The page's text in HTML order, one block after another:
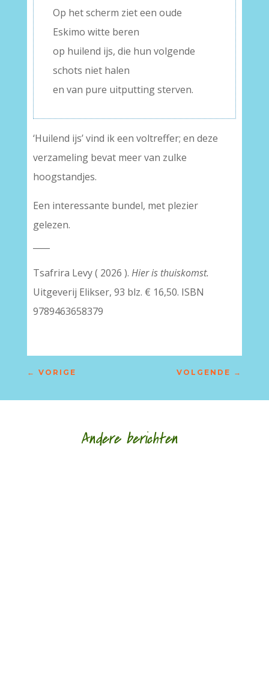
Op het scherm ziet een oude
Eskimo witte beren
op huilend ijs, die hun volgende
schots niet halen
en van pure uitputting sterven.
‘Huilend ijs’ vind ik een voltreffer; en deze
verzameling bevat meer van zulke
hoogstandjes.
Een interessante bundel, met plezier
gelezen.
Tsafrira Levy ( 2026 ). Hier is thuiskomst.
Uitgeverij Elikser, 93 blz. € 16,50. ISBN
9789463658379
← VORIGE VOLGENDE →
Andere berichten